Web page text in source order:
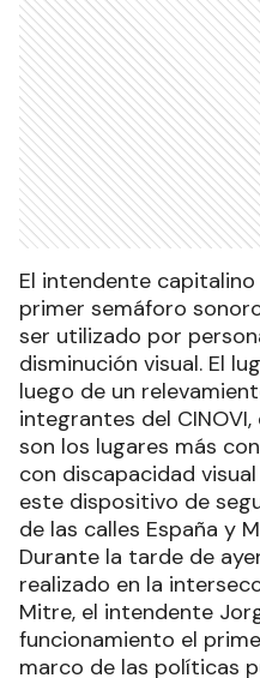
El intendente capitalino
primer semáforo
ser utilizado por
disminución visual. El
luego de un
integrantes del
son los lugares más
con discapacidad
este dispositivo de
de las calles España y
Durante la tarde de
realizado en la
Mitre, el intendente
funcionamiento el
marco de las políticas